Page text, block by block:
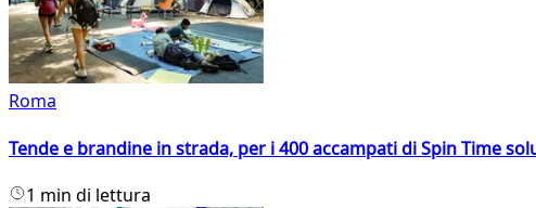
Roma
Tende e brandine in strada, per i 400 accampati di Spin Time
1 min di lettura